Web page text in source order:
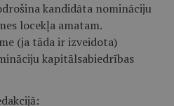
kandidāta nomināciju
locekļa amatam.
(ja tāda ir izveidota)
kapitālsabiedrības